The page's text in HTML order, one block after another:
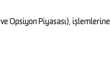
Opsiyon Piyasası), işlemlerine